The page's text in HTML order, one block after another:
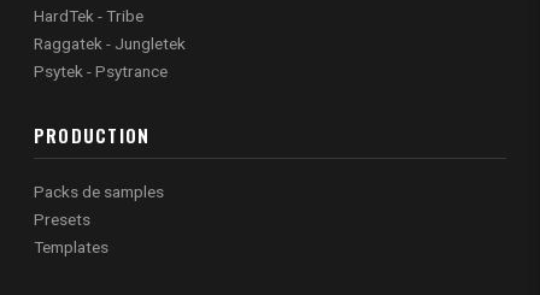
HardTek - Tribe
Raggatek - Jungletek
Psytek - Psytrance
PRODUCTION
Packs de samples
Presets
Templates